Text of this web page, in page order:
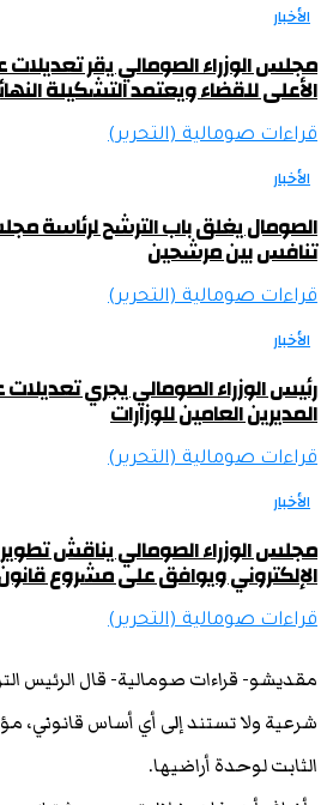
الأخبار
مجلس الوزراء الصومالي يقر
الأعلى للقضاء ويعتمد التشكيلة
قراءات صومالية (التحرير)
الأخبار
الصومال يغلق باب الترشح
تنافس بين مرشحين
قراءات صومالية (التحرير)
الأخبار
رئيس الوزراء الصومالي يجري
المديرين العامين للوزارات
قراءات صومالية (التحرير)
الأخبار
مجلس الوزراء الصومالي يناقش
الإلكتروني ويوافق على مشروع
قراءات صومالية (التحرير)
مقديشو- قراءات صومالية- قال الرئيس
شرعية ولا تستند إلى أي أساس قانوني،
الثابت لوحدة أراضيها.